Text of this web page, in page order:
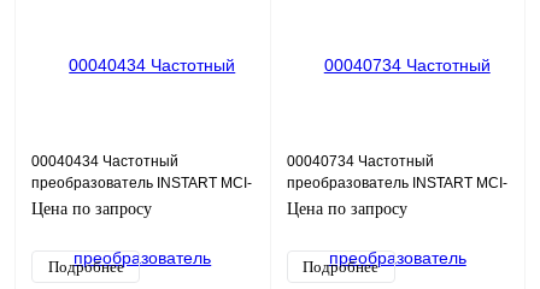
00040434 Частотный
преобразователь INSTART MCI-
G2.2-2B+MCI-FM, 220В, 2,2кВт,
Цена по запросу
Подробнее
00040734 Частотный
преобразователь INSTART MCI-
G2.2-4B+MCI-FM, 380В, 2,2кВт,
Цена по запросу
Подробнее